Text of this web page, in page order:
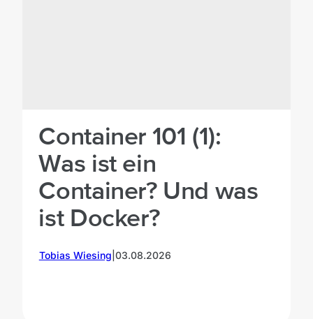
Container 101 (1):
Was ist ein
Container? Und was
ist Docker?
Tobias Wiesing 03.08.2026